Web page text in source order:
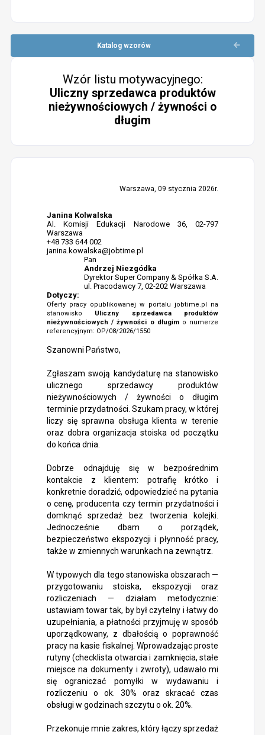
Katalog wzorów
Wzór listu motywacyjnego:
Uliczny sprzedawca produktów
nieżywnościowych / żywności o
długim
Warszawa, 09 stycznia 2026r.
Janina Kolwalska
Al. Komisji Edukacji Narodowe 36, 02-797
Warszawa
+48 733 644 002
janina.kowalska@jobtime.pl
Pan
Andrzej Niezgódka
Dyrektor Super Company & Spółka S.A.
ul. Pracodawcy 7, 02-202 Warszawa
Dotyczy:
Oferty pracy opublikowanej w portalu jobtime.pl na
stanowisko Uliczny sprzedawca produktów
nieżywnościowych / żywności o długimo numerze
referencyjnym: OP/08/2026/1550
Szanowni Państwo,
Zgłaszam swoją kandydaturę na stanowisko
ulicznego sprzedawcy produktów
nieżywnościowych / żywności o długim
terminie przydatności. Szukam pracy, w której
liczy się sprawna obsługa klienta w terenie
oraz dobra organizacja stoiska od początku
do końca dnia.
Dobrze odnajduję się w bezpośrednim
kontakcie z klientem: potrafię krótko i
konkretnie doradzić, odpowiedzieć na pytania
o cenę, producenta czy termin przydatności i
domknąć sprzedaż bez tworzenia kolejki.
Jednocześnie dbam o porządek,
bezpieczeństwo ekspozycji i płynność pracy,
także w zmiennych warunkach na zewnątrz.
W typowych dla tego stanowiska obszarach —
przygotowaniu stoiska, ekspozycji oraz
rozliczeniach — działam metodycznie:
ustawiam towar tak, by był czytelny i łatwy do
uzupełniania, a płatności przyjmuję w sposób
uporządkowany, z dbałością o poprawność
pracy na kasie fiskalnej. Wprowadzając proste
rutyny (checklista otwarcia i zamknięcia, stałe
miejsce na dokumenty i zwroty), udawało mi
się ograniczać pomyłki w wydawaniu i
rozliczeniu o ok. 30% oraz skracać czas
obsługi w godzinach szczytu o ok. 20%.
Przekonuje mnie zakres, który łączy sprzedaż